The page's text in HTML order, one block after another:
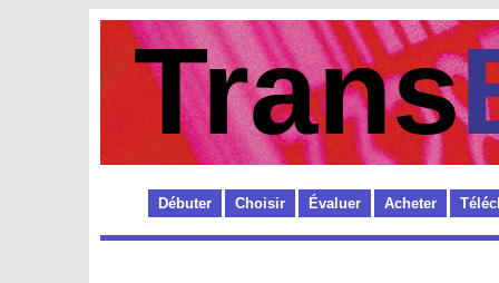
Trans
Débuter Choisir Évaluer Acheter